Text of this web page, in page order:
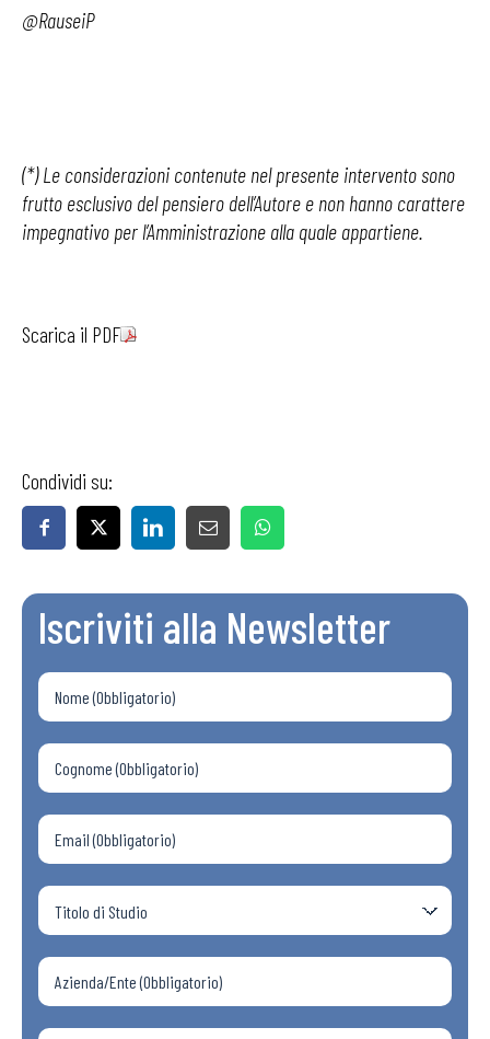
@RauseiP
(*) Le considerazioni contenute nel presente intervento sono
frutto esclusivo del pensiero dell’Autore e non hanno carattere
impegnativo per l’Amministrazione alla quale appartiene.
Scarica il PDF
Condividi su:
Iscriviti alla Newsletter